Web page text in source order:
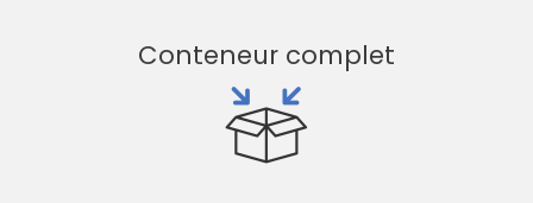
Conteneur complet